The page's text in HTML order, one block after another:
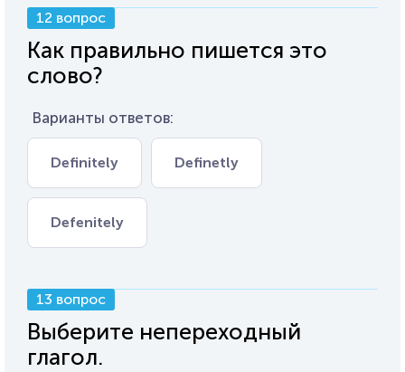
12 вопрос
Как правильно пишется это
слово?
Варианты ответов:
Definitely Definetly
Defenitely
13 вопрос
Выберите непереходный
глагол.